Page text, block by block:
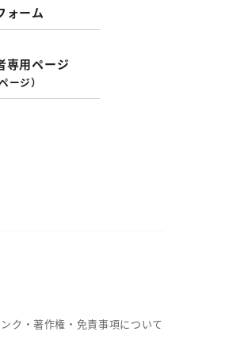
ォーム
専用ページ
ージ）
ンク・著作権・免責事項について